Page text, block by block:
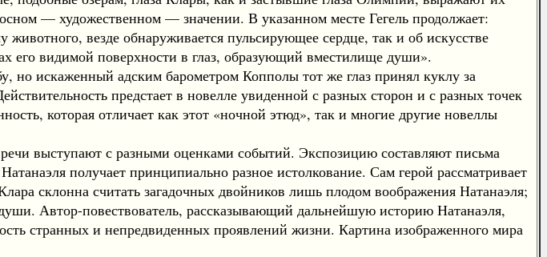
— художественном — значении. В указанном месте Гегель продолжает:
везде обнаруживается пульсирующее сердце, так и об искусстве
его видимой поверхности в глаз, образующий вместилище души».
но искаженный адским барометром Копполы тот же глаз принял куклу за
предстает в новелле увиденной с разных сторон и с разных точек
которая отличает как этот «ночной этюд», так и многие другие новеллы
выступают с разными оценками событий. Экспозицию составляют письма
получает принципиально разное истолкование. Сам герой рассматривает
склонна считать загадочных двойников лишь плодом воображения Натанаэля;
Автор-повествователь, рассказывающий дальнейшую историю Натанаэля,
странных и непредвиденных проявлений жизни. Картина изображенного мира